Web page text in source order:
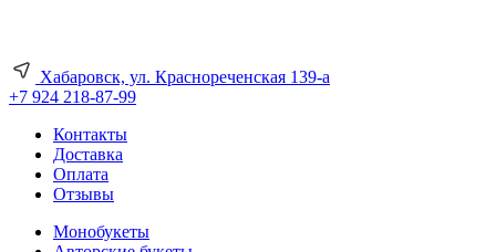
Хабаровск, ул. Краснореченская 139-а
+7 924 218-87-99
Контакты
Доставка
Оплата
Отзывы
Монобукеты